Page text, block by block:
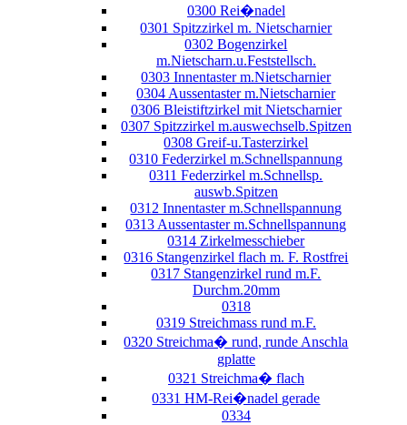
0300 Rei�nadel
0301 Spitzzirkel m. Nietscharnier
0302 Bogenzirkel
m.Nietscharn.u.Feststellsch.
0303 Innentaster m.Nietscharnier
0304 Aussentaster m.Nietscharnier
0306 Bleistiftzirkel mit Nietscharnier
0307 Spitzzirkel m.auswechselb.Spitzen
0308 Greif-u.Tasterzirkel
0310 Federzirkel m.Schnellspannung
0311 Federzirkel m.Schnellsp.
auswb.Spitzen
0312 Innentaster m.Schnellspannung
0313 Aussentaster m.Schnellspannung
0314 Zirkelmesschieber
0316 Stangenzirkel flach m. F. Rostfrei
0317 Stangenzirkel rund m.F.
Durchm.20mm
0318
0319 Streichmass rund m.F.
0320 Streichma� rund, runde Anschla
gplatte
0321 Streichma� flach
0331 HM-Rei�nadel gerade
0334